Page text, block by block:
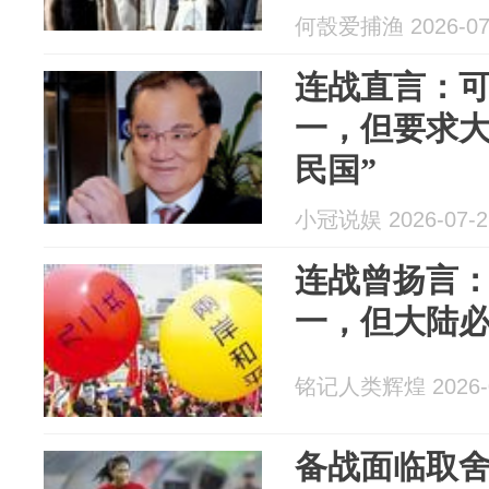
何嗀爱捕渔 2026-
连战直言：
一，但要求
民国”
小冠说娱 2026-07-
连战曾扬言
一，但大陆
铭记人类辉煌
备战面临取